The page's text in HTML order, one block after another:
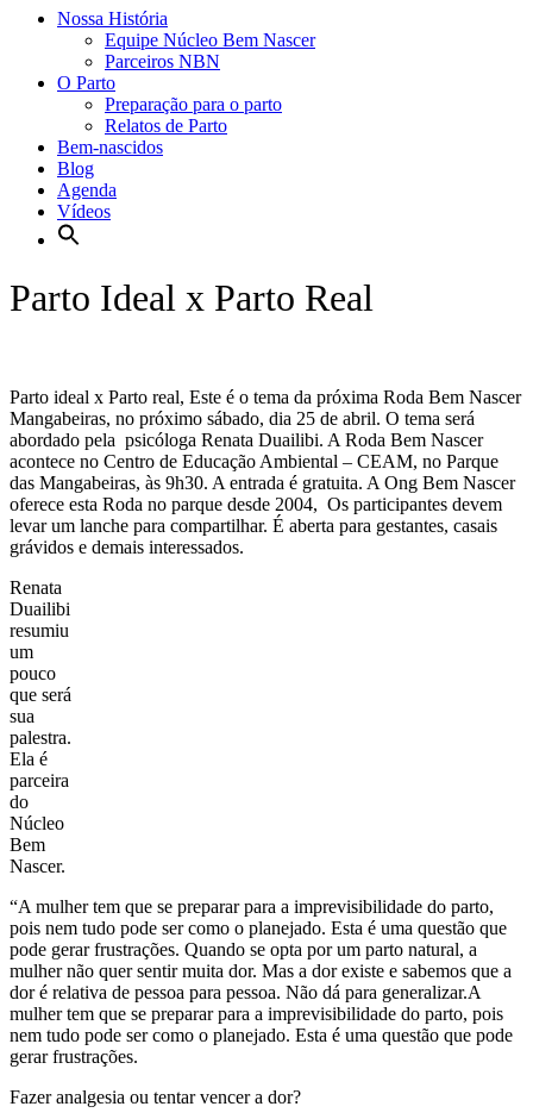
Nossa História
Equipe Núcleo Bem Nascer
Parceiros NBN
O Parto
Preparação para o parto
Relatos de Parto
Bem-nascidos
Blog
Agenda
Vídeos
Parto Ideal x Parto Real
Parto ideal x Parto real, Este é o tema da próxima Roda Bem Nascer
Mangabeiras, no próximo sábado, dia 25 de abril. O tema será
abordado pela psicóloga Renata Duailibi. A Roda Bem Nascer
acontece no Centro de Educação Ambiental – CEAM, no Parque
das Mangabeiras, às 9h30. A entrada é gratuita. A Ong Bem Nascer
oferece esta Roda no parque desde 2004, Os participantes devem
levar um lanche para compartilhar. É aberta para gestantes, casais
grávidos e demais interessados.
Renata
Duailibi
resumiu
um
pouco
que será
sua
palestra.
Ela é
parceira
do
Núcleo
Bem
Nascer.
“A mulher tem que se preparar para a imprevisibilidade do parto,
pois nem tudo pode ser como o planejado. Esta é uma questão que
pode gerar frustrações. Quando se opta por um parto natural, a
mulher não quer sentir muita dor. Mas a dor existe e sabemos que a
dor é relativa de pessoa para pessoa. Não dá para generalizar.A
mulher tem que se preparar para a imprevisibilidade do parto, pois
nem tudo pode ser como o planejado. Esta é uma questão que pode
gerar frustrações.
Fazer analgesia ou tentar vencer a dor?